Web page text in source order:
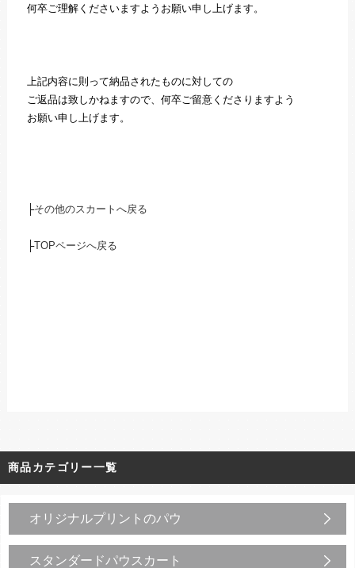
何卒ご理解くださいますようお願い申し上げます。
上記内容に則って納品されたものに対しての
ご返品は致しかねますので、何卒ご留意くださりますよう
お願い申し上げます。
├その他のスカートへ戻る
├TOPページへ戻る
商品カテゴリー一覧
オリジナルプリントのパウ
スタンダードパウスカート